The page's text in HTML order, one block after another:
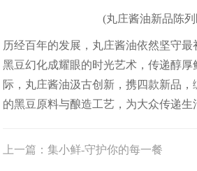
(丸庄酱油新品陈
历经百年的发展，丸庄酱油依然坚守
黑豆幻化成耀眼的时光艺术，传递醇厚
际，丸庄酱油汲古创新，携四款新品
的黑豆原料与酿造工艺，为大众传递生
上一篇：集小鲜-守护你的每一餐